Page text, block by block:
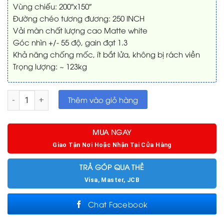
Vùng chiếu: 200″x150″
Đường chéo tương đương: 250 INCH
Vải màn chất lượng cao Matte white
Góc nhìn +/- 55 độ, gain đạt 1.3
Khả năng chống mốc, ít bắt lửa, không bị rách viền
Trọng lượng: ~ 123kg
Màn chiếu điện 250 inch số lượng
Thêm vào giỏ hàng
MUA NGAY
Giao Tận Nơi Hoặc Nhận Tại Cửa Hàng
TRẢ GÓP QUA THẺ
Visa, Master, JCB
Chat Facebook